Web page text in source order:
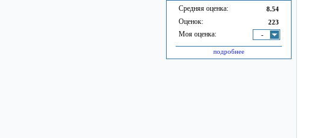
Средняя оценка: 8.54
Оценок: 223
Моя оценка: -
подробнее